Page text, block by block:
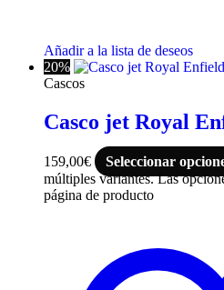
Añadir a la lista de deseos
20%
Cascos
Casco jet Royal
159,00€ Seleccionar
múltiples variantes. Las
página de producto